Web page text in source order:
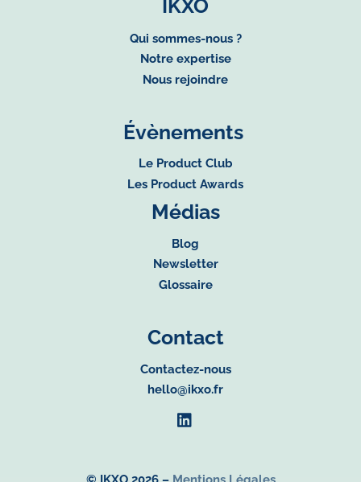
IKXO
Qui sommes-nous ?
Notre expertise
Nous rejoindre
Évènements
Le Product Club
Les Product Awards
Médias
Blog
Newsletter
Glossaire
Contact
Contactez-nous
hello@ikxo.fr